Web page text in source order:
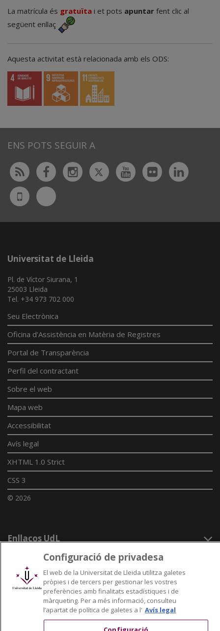
La matrícula és gratuïta i et pots apuntar fent clic al
següent enllaç
Aquesta activitat està relacionada amb els ODS:
ENS POTS SEGUIR A
Rss FacebookInstagram
TwitterYoutubeFlickr
UdL
App
Bluesky
Universitat de Lleida
Pl. de Víctor Siurana, 1
25003 Lleida
Tel. +34 973 702 000
Seu Electrònica
Oficina d'Assistència en Matèria de Registres
Portal de Transparència
Perfil del contractant
Sobre el web
Mapa web
Accessibilitat
Avís legal
XHTML 1.0 Strict
CSS 3
© 2026
Enllaços UdL
Xarxes universitàries
Configuració de privadesa
El web de la Universitat de Lleida utilitza galetes
pròpies i de tercers per gestionar les vostres
preferències amb finalitats estadístiques i de
màrqueting. Per a més informació, consulteu
l’apartat de política de galetes a l' Avís legal